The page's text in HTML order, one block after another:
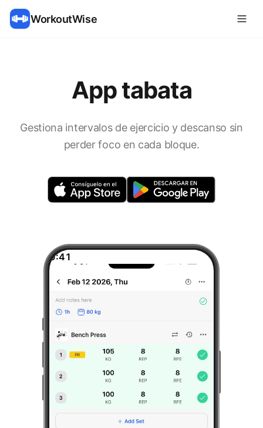
WorkoutWise
App tabata
Gestiona intervalos de ejercicio y descanso sin
perder foco en cada bloque.
9:41